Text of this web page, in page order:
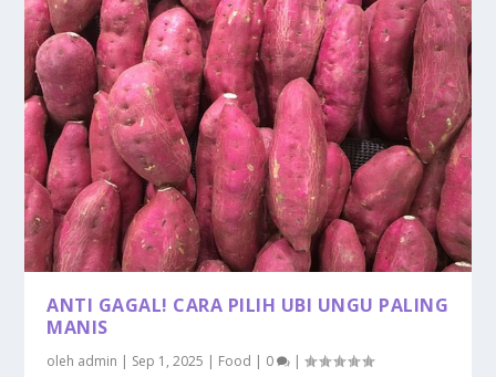
ANTI GAGAL! CARA PILIH UBI UNGU PALING
MANIS
oleh admin | Sep 1, 2025 | Food | 0 |